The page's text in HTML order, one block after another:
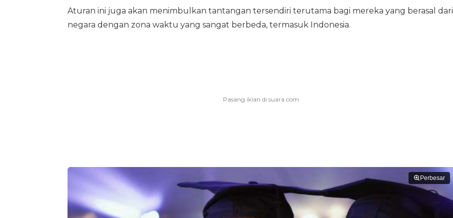
Aturan ini juga akan menimbulkan tantangan tersendiri terutama bagi mereka yang berasal dari
negara dengan zona waktu yang sangat berbeda, termasuk Indonesia.
Perbesar